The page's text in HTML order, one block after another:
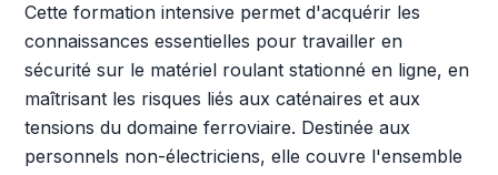
Cette formation intensive permet d'acquérir les
connaissances essentielles pour travailler en
sécurité sur le matériel roulant stationné en ligne, en
maîtrisant les risques liés aux caténaires et aux
tensions du domaine ferroviaire. Destinée aux
personnels non-électriciens, elle couvre l'ensemble